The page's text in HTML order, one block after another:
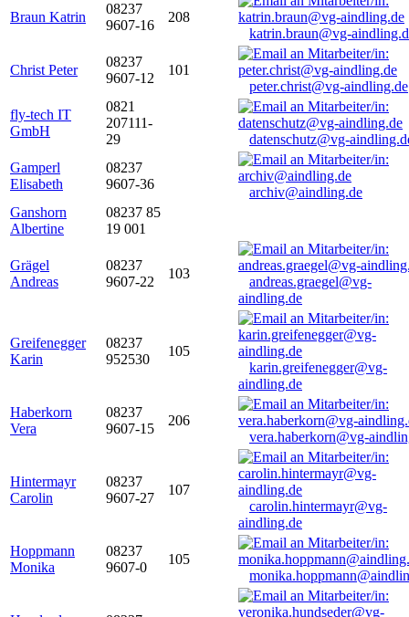
Braun Katrin
08237
9607-16
208
katrin.braun@vg-
Christ Peter
08237
9607-12
101
peter.christ@vg-aindling.de
fly-tech IT
GmbH
0821
207111-
29
datenschutz@vg-
Gamperl
Elisabeth
08237
9607-36
archiv@aindling.de
Ganshorn
Albertine
08237 85
19 001
Grägel
Andreas
08237
9607-22
103
andreas.graegel@vg-
aindling.de
Greifenegger
Karin
08237
952530
105
karin.greifenegger@vg-
aindling.de
Haberkorn
Vera
08237
9607-15
206
vera.haberkorn@vg-
Hintermayr
Carolin
08237
9607-27
107
carolin.hintermayr@vg-
aindling.de
Hoppmann
Monika
08237
9607-0
105